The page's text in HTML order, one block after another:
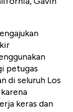
petugas
di seluruh Los
keras dan